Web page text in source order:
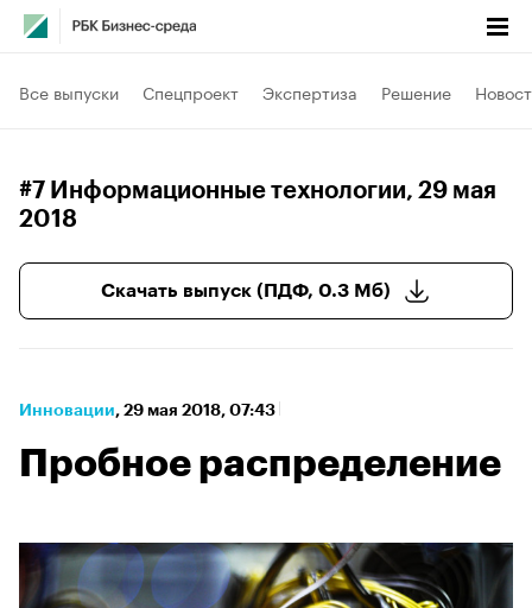
Все выпуски Спецпроект Экспертиза Решение
#7 Информационные технологии, 29 мая
2018
Скачать выпуск (ПДФ, 0.3 Мб)
Инновации⁠, 29 мая 2018, 07:43
Пробное распределение